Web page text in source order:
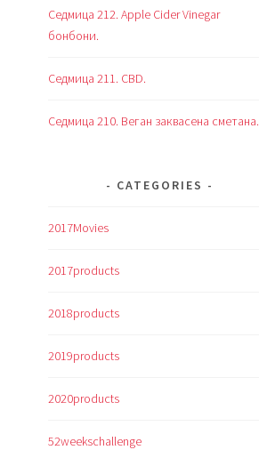
Седмица 212. Apple Cider Vinegar
бонбони.
Седмица 211. CBD.
Седмица 210. Веган заквасена сметана.
CATEGORIES
2017Movies
2017products
2018products
2019products
2020products
52weekschallenge